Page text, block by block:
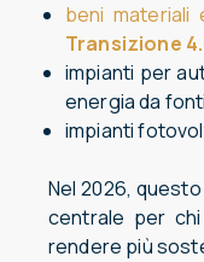
beni materiali
Transizione
impianti per
energia da
impianti
Nel 2026,
centrale per
rendere più